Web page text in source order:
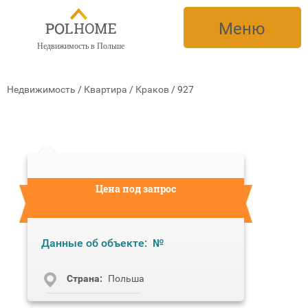
Недвижимость в Польше
Меню
Недвижимость / Квартира / Краков /927
Цена под запрос
Данные об объекте: №
Cтрана: Польша